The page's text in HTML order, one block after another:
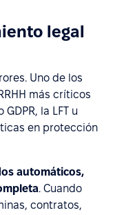
legal
Uno de los
más críticos
la LFT u
en protección
automáticos,
. Cuando
contratos,